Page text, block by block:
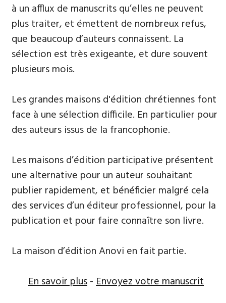
à un afflux de manuscrits qu’elles ne peuvent
plus traiter, et émettent de nombreux refus,
que beaucoup d’auteurs connaissent. La
sélection est très exigeante, et dure souvent
plusieurs mois.
​Les grandes maisons d'édition chrétiennes font
face à une sélection difficile. En particulier pour
des auteurs issus de la francophonie.
Les maisons d’édition participative présentent
une alternative pour un auteur souhaitant
publier rapidement, et bénéficier malgré cela
des services d’un éditeur professionnel, pour la
publication et pour faire connaître son livre.
La maison d’édition Anovi en fait partie.
En savoir plus-Envoyez votre manuscrit